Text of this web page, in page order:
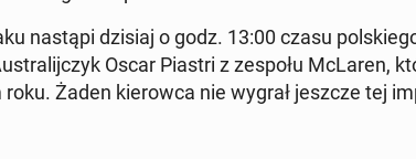
nastąpi dzisiaj o godz. 13:00 czasu
Oscar Piastri z zespołu McLaren,
roku. Żaden kierow­ca nie wygrał jeszcze tej